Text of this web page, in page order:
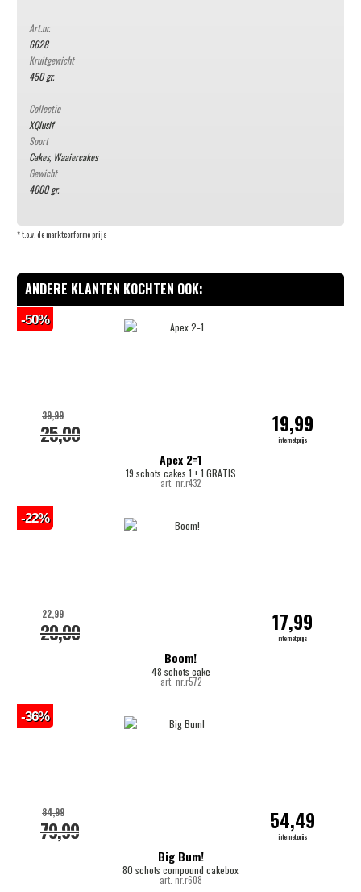
Art.nr.
6628
Kruitgewicht
450 gr.
Collectie
XQlusif
Soort
Cakes, Waaiercakes
Gewicht
4000 gr.
* t.o.v. de marktconforme prijs
ANDERE KLANTEN KOCHTEN OOK:
Apex 2=1
19 schots cakes 1 + 1 GRATIS
art. nr.r432
25,00
39,99 19,99
internetprijs
-50%
Boom!
48 schots cake
art. nr.r572
20,00
22,99 17,99
internetprijs
-22%
Big Bum!
80 schots compound cakebox
art. nr.r608
79,99
84,99 54,49
internetprijs
-36%